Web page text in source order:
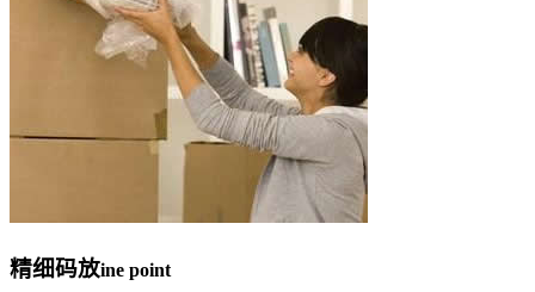
精细码放ine point